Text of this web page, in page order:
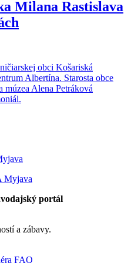
Milana Rastislava
obci Košariská
Albertína. Starosta obce
Alena Petráková
portál
a zábavy.
FAQ